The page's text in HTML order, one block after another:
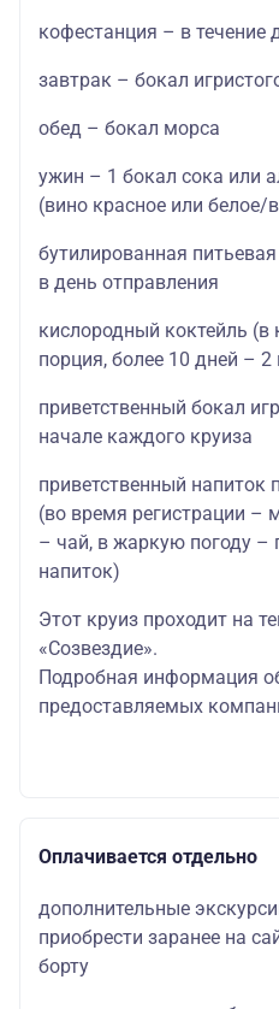
кофестанция – в течение
завтрак – бокал
обед – бокал морса
ужин – 1 бокал сока или
(вино красное или белое/
бутилированная
в день отправления
кислородный коктейль (в
порция, более 10 дней – 2
приветственный бокал
начале каждого круиза
приветственный напиток
(во время регистрации –
– чай, в жаркую погоду –
напиток)
Этот круиз проходит на
«Созвездие».
Подробная информация
предоставляемых
Оплачивается отдельно
дополнительные
приобрести заранее на
борту